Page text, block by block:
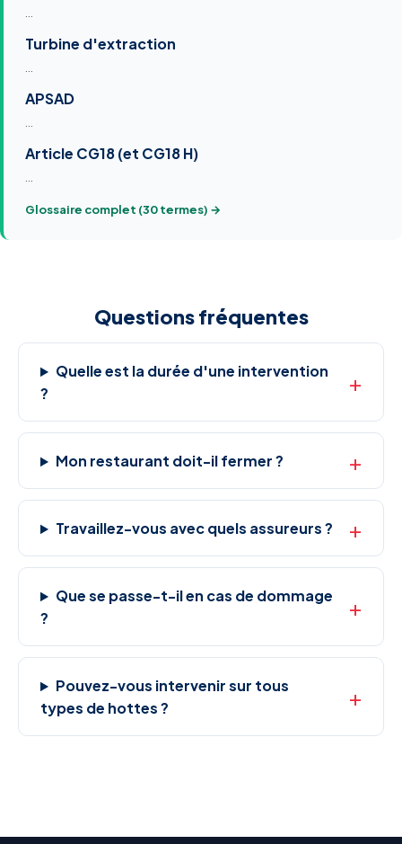
Turbine d'extraction
APSAD
Article CG18 (et CG18 H)
Glossaire complet (30 termes) →
Questions fréquentes
Quelle est la durée d'une intervention
?
Mon restaurant doit-il fermer ?
Travaillez-vous avec quels assureurs ?
Que se passe-t-il en cas de dommage
?
Pouvez-vous intervenir sur tous
types de hottes ?